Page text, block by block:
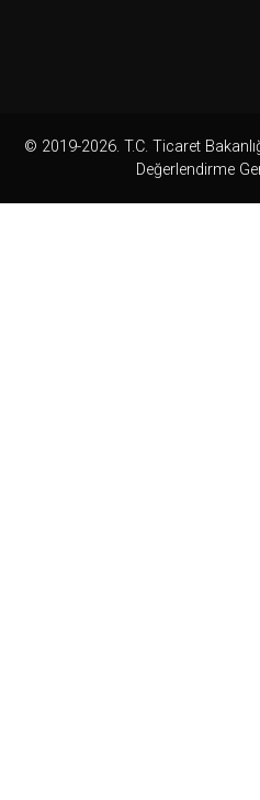
© 2019-2026. T.C. Ticaret
Değerlendirme